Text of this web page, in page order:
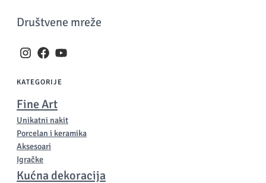
Društvene mreže
KATEGORIJE
Fine Art
Unikatni nakit
Porcelan i keramika
Aksesoari
Igračke
Kućna dekoracija